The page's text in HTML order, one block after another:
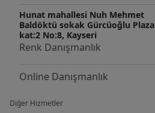
Hunat mahallesi Nuh Mehmet
Baldöktü sokak Gürcüoğlu Plaza
kat:2 No:8, Kayseri
Renk Danışmanlık
Online Danışmanlık
Diğer Hizmetler